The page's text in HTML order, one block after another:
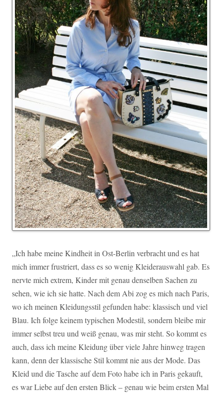
„Ich habe meine Kindheit in Ost-Berlin verbracht und es hat
mich immer frustriert, dass es so wenig Kleiderauswahl gab. Es
nervte mich extrem, Kinder mit genau denselben Sachen zu
sehen, wie ich sie hatte. Nach dem Abi zog es mich nach Paris,
wo ich meinen Kleidungsstil gefunden habe: klassisch und viel
Blau. Ich folge keinem typischen Modestil, sondern bleibe mir
immer selbst treu und weiß genau, was mir steht. So kommt es
auch, dass ich meine Kleidung über viele Jahre hinweg tragen
kann, denn der klassische Stil kommt nie aus der Mode. Das
Kleid und die Tasche auf dem Foto habe ich in Paris gekauft,
es war Liebe auf den ersten Blick – genau wie beim ersten Mal